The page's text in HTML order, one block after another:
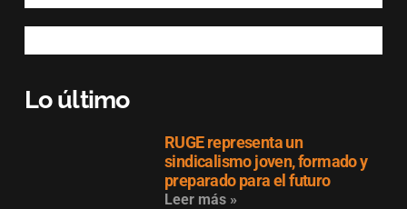
Lo último
RUGE representa un
sindicalismo joven, formado y
preparado para el futuro
Leer más »